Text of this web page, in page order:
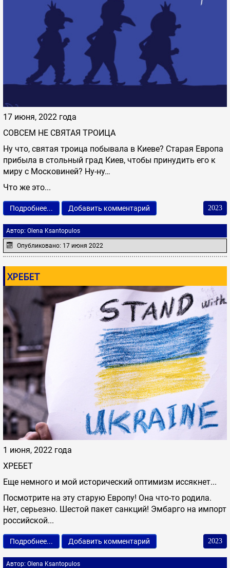
17 июня, 2022 года
СОВСЕМ НЕ СВЯТАЯ ТРОИЦА
Ну что, святая троица побывала в Киеве? Старая Европа
прибыла в стольный град Киев, чтобы принудить его к
миру с Московиней? Ну-ну…
Что же это...
Подробнее... Добавить комментарий
Автор: Olena Ksantopulos
Опубликовано: 17 июня 2022
2023
ХРЕБЕТ
1 июня, 2022 года
ХРЕБЕТ
Еще немного и мой исторический оптимизм иссякнет...
Посмотрите на эту старую Европу! Она что-то родила.
Нет, серьезно. Шестой пакет санкций! Эмбарго на импорт
российской...
Подробнее... Добавить комментарий
Автор: Olena Ksantopulos
2023